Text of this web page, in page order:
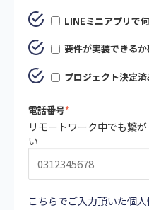
LINEミニアプリで
要件が実装できる
プロジェクト決定
電話番号*
リモートワーク中でも繋
い
こちらでご入力頂いた個